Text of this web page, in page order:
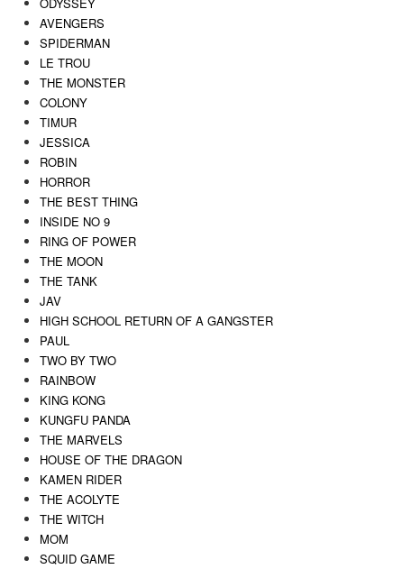
AVENGERS
SPIDERMAN
LE TROU
THE MONSTER
COLONY
TIMUR
JESSICA
ROBIN
HORROR
THE BEST THING
INSIDE NO 9
RING OF POWER
THE MOON
THE TANK
JAV
HIGH SCHOOL RETURN OF A GANGSTER
PAUL
TWO BY TWO
RAINBOW
KING KONG
KUNGFU PANDA
THE MARVELS
HOUSE OF THE DRAGON
KAMEN RIDER
THE ACOLYTE
THE WITCH
MOM
SQUID GAME